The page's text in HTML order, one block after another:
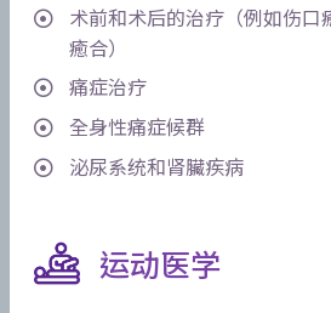
术前和术后的治疗（例如伤口
癒合）
痛症治疗
全身性痛症候群
泌尿系统和肾臟疾病
运动医学